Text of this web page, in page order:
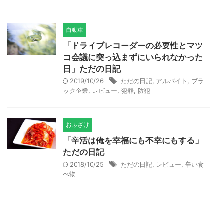
自動車
「ドライブレコーダーの必要性とマツ
コ会議に突っ込まずにいられなかった
日」ただの日記
2019/10/26 ただの日記 アルバイト
ブラ
ック企業
レビュー 犯罪 防犯
おふざけ
「辛活は俺を幸福にも不幸にもする」
ただの日記
2018/10/25 ただの日記 レビュー 辛い食
べ物